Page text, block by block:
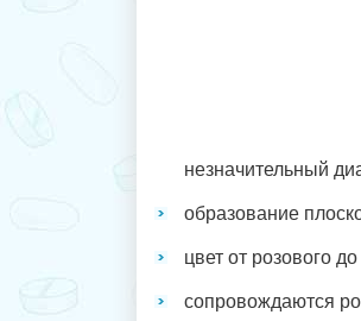
незначительный
образование
цвет от розового
сопровождаются